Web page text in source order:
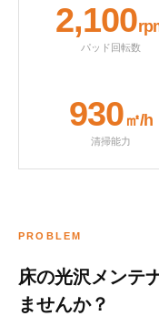
2,100
パッド回転数
930 ㎡/h
清掃能力
PROBLEM
床の光沢メンテ
ませんか？